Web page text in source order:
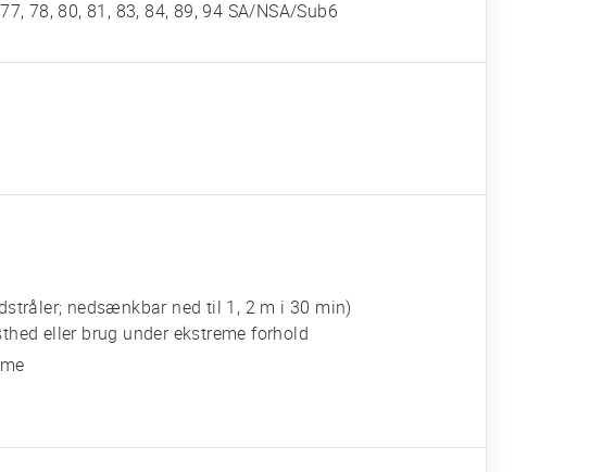
78, 80, 81, 83, 84, 89, 94 SA/NSA/Sub6
nedsænkbar ned til 1, 2 m i 30 min)
eller brug under ekstreme forhold